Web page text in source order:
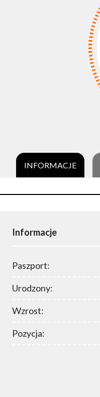
INFORMACJE
Informacje
Paszport:
Urodzony:
Wzrost:
Pozycja: